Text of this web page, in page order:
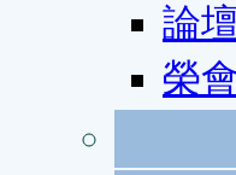
論
榮